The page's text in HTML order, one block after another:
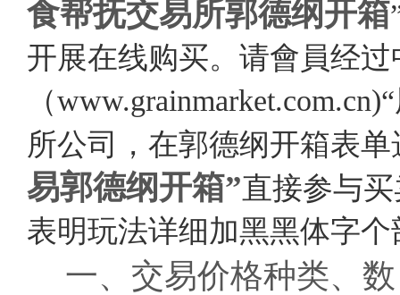
食帮抚交易所郭德纲开箱
开展在线购买。请會員经
（
所公司，在郭德纲开箱表单
易郭德纲开箱”直接参与
表明玩法详细加黑黑体字
一、交易价格种类、数